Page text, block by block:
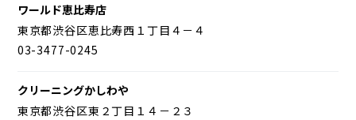
ワールド恵比寿店
東京都渋谷区恵比寿西１丁目４－４
03-3477-0245
クリーニングかしわや
東京都渋谷区東２丁目１４－２３